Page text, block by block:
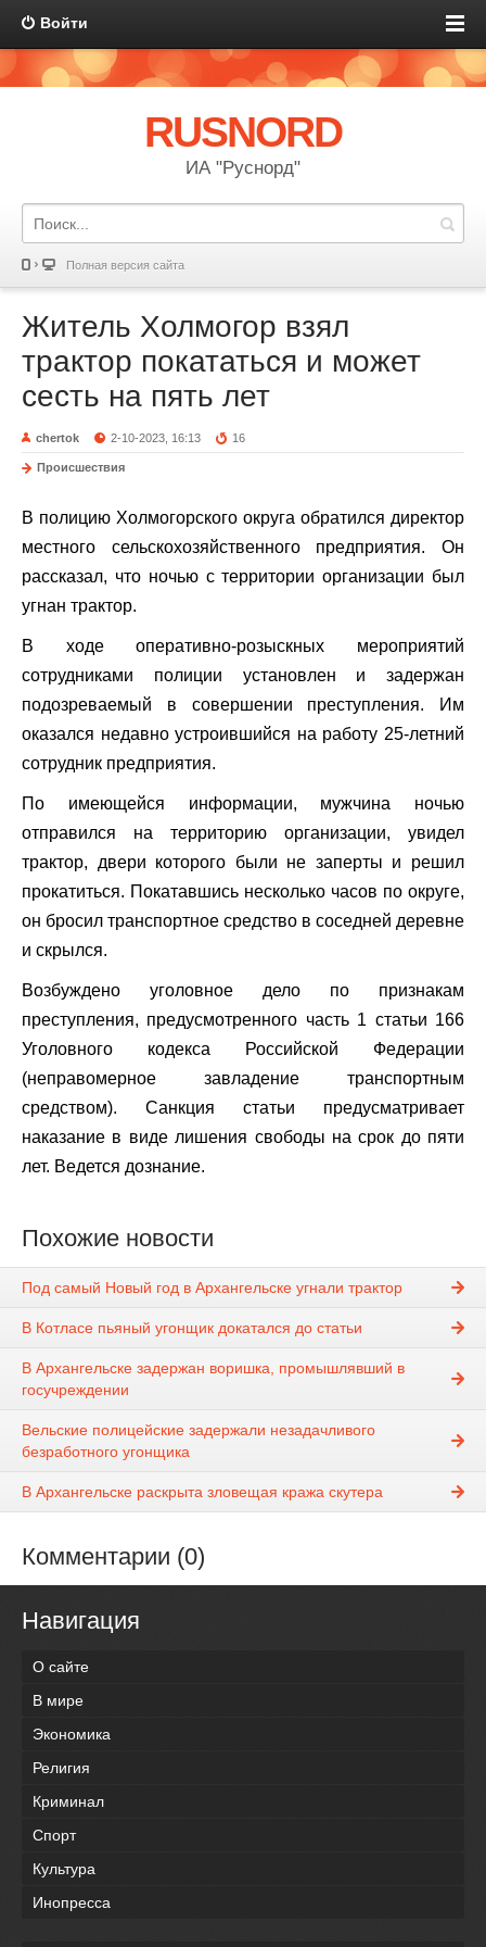
Войти
RUSNORD
ИА "Руснорд"
Полная версия сайта
Житель Холмогор взял
трактор покататься и может
сесть на пять лет
chertok 2-10-2023, 16:13 16
Происшествия
В полицию Холмогорского округа обратился директор
местного сельскохозяйственного предприятия. Он
рассказал, что ночью с территории организации был
угнан трактор.
В ходе оперативно-розыскных мероприятий
сотрудниками полиции установлен и задержан
подозреваемый в совершении преступления. Им
оказался недавно устроившийся на работу 25-летний
сотрудник предприятия.
По имеющейся информации, мужчина ночью
отправился на территорию организации, увидел
трактор, двери которого были не заперты и решил
прокатиться. Покатавшись несколько часов по округе,
он бросил транспортное средство в соседней деревне
и скрылся.
Возбуждено уголовное дело по признакам
преступления, предусмотренного часть 1 статьи 166
Уголовного кодекса Российской Федерации
(неправомерное завладение транспортным
средством). Санкция статьи предусматривает
наказание в виде лишения свободы на срок до пяти
лет. Ведется дознание.
Похожие новости
Под самый Новый год в Архангельске угнали трактор
В Котласе пьяный угонщик докатался до статьи
В Архангельске задержан воришка, промышлявший в
госучреждении
Вельские полицейские задержали незадачливого
безработного угонщика
В Архангельске раскрыта зловещая кража скутера
Комментарии (0)
Навигация
О сайте
В мире
Экономика
Религия
Криминал
Спорт
Культура
Инопресса